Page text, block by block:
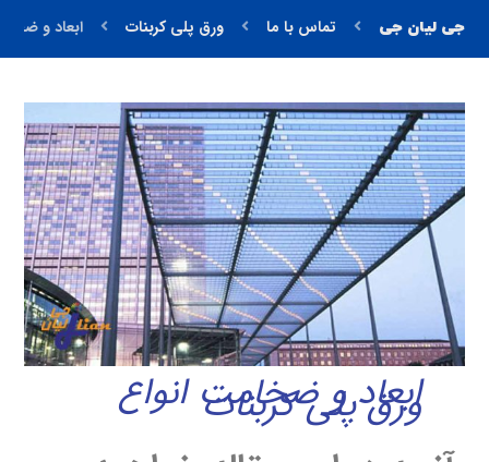
تماس با ما ورق پلی کربنات ابعاد و
ابعاد و ضخامت انواع
ورق پلی کربنات